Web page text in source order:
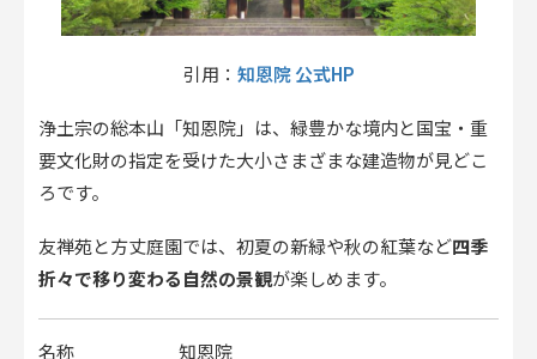
引用： 知恩院 公式HP
浄土宗の総本山「知恩院」は、緑豊かな境内と国宝・重
要文化財の指定を受けた大小さまざまな建造物が見どこ
ろです。
友禅苑と方丈庭園では、初夏の新緑や秋の紅葉など四季
折々で移り変わる自然の景観が楽しめます。
名称
知恩院